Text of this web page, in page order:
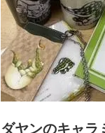
ダヤンのキャ